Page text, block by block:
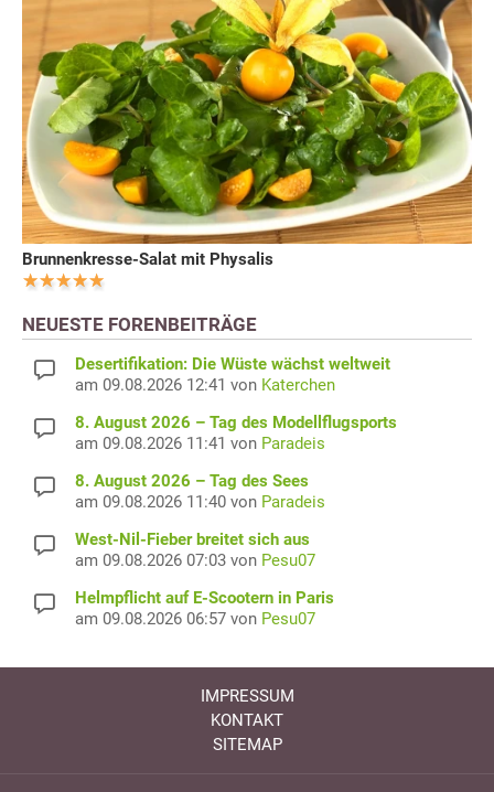
Brunnenkresse-Salat mit Physalis
NEUESTE FORENBEITRÄGE
Desertifikation: Die Wüste wächst weltweit
am 09.08.2026 12:41 von Katerchen
8. August 2026 – Tag des Modellflugsports
am 09.08.2026 11:41 von Paradeis
8. August 2026 – Tag des Sees
am 09.08.2026 11:40 von Paradeis
West-Nil-Fieber breitet sich aus
am 09.08.2026 07:03 von Pesu07
Helmpflicht auf E-Scootern in Paris
am 09.08.2026 06:57 von Pesu07
IMPRESSUM
KONTAKT
SITEMAP